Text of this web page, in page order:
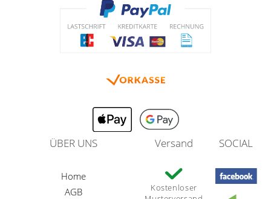
ÜBER UNS
Home
AGB
Versand
Kostenloser
SOCIAL